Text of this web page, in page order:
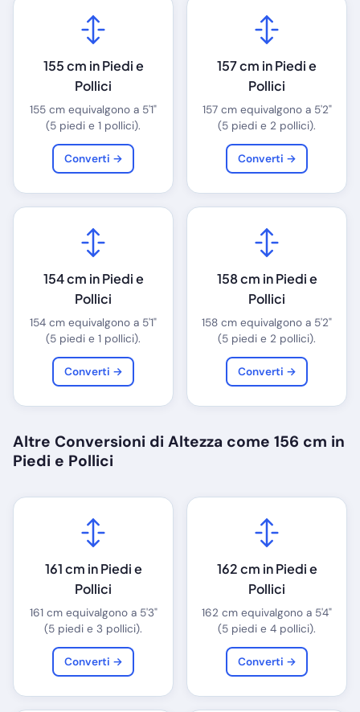
155 cm in Piedi e
Pollici
155 cm equivalgono a 5'1"
(5 piedi e 1 pollici).
Converti →
157 cm in Piedi e
Pollici
157 cm equivalgono a 5'2"
(5 piedi e 2 pollici).
Converti →
154 cm in Piedi e
Pollici
154 cm equivalgono a 5'1"
(5 piedi e 1 pollici).
Converti →
158 cm in Piedi e
Pollici
158 cm equivalgono a 5'2"
(5 piedi e 2 pollici).
Converti →
Altre Conversioni di Altezza come 156 cm in
Piedi e Pollici
161 cm in Piedi e
Pollici
161 cm equivalgono a 5'3"
(5 piedi e 3 pollici).
Converti →
162 cm in Piedi e
Pollici
162 cm equivalgono a 5'4"
(5 piedi e 4 pollici).
Converti →